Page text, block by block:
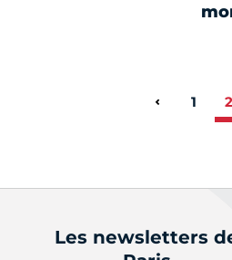
Page1 2
Les newsletters